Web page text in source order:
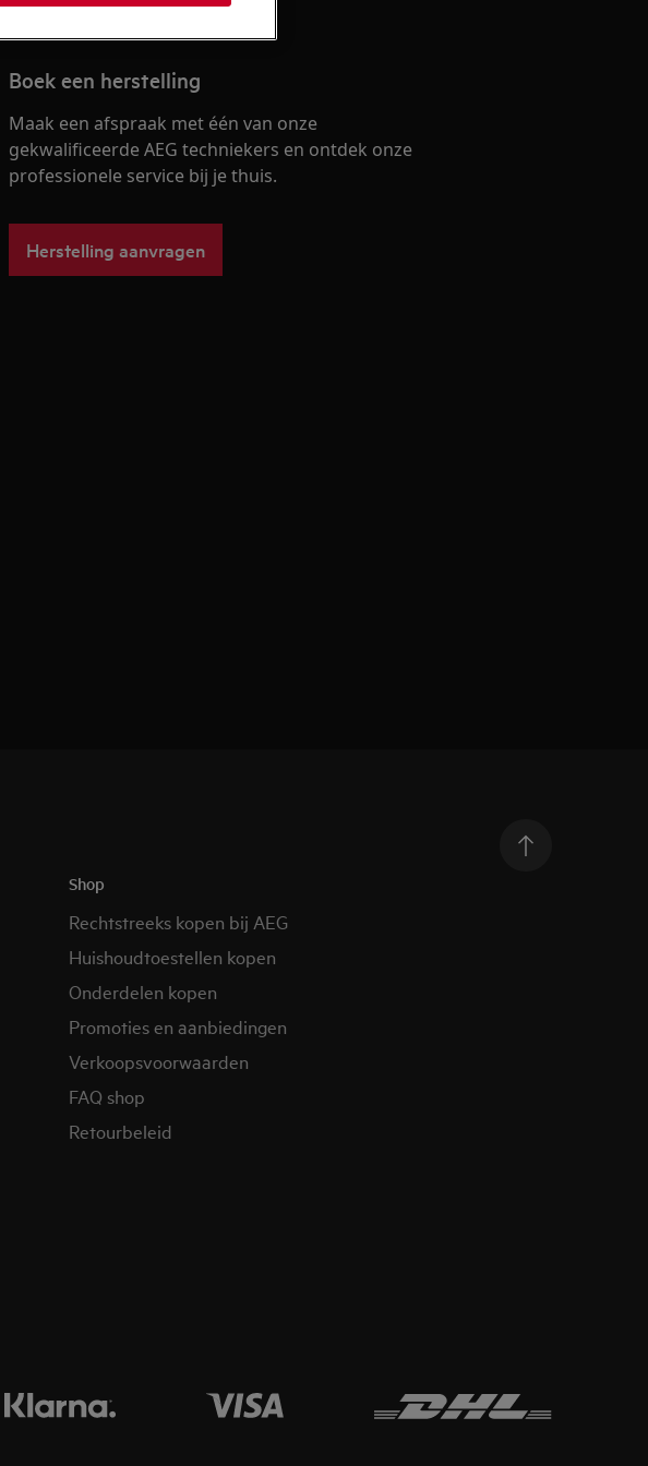
Boek een herstelling
Maak een afspraak met één van onze
gekwalificeerde AEG techniekers en ontdek onze
professionele service bij je thuis.
Herstelling aanvragen
Shop
Rechtstreeks kopen bij AEG
Huishoudtoestellen kopen
Onderdelen kopen
Promoties en aanbiedingen
Verkoopsvoorwaarden
FAQ shop
Retourbeleid​